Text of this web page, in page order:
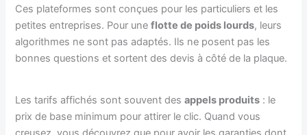
Ces plateformes sont conçues pour les particuliers et les
petites entreprises. Pour uneflotte de poids lourds, leurs
algorithmes ne sont pas adaptés. Ils ne posent pas les
bonnes questions et sortent des devis à côté de la plaque.
Les tarifs affichés sont souvent desappels produits : le
prix de base minimum pour attirer le clic. Quand vous